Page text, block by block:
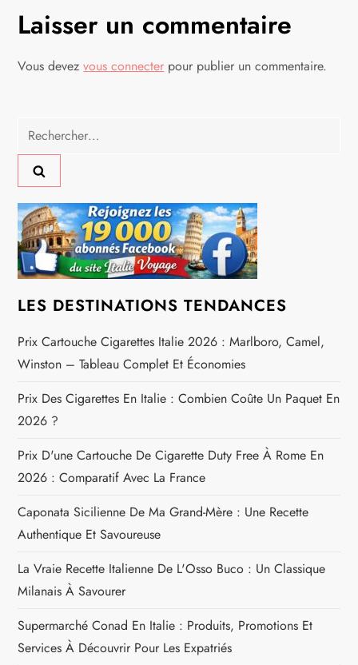
g
a
i
o
n
d
e
l
’
a
r
t
i
c
l
e
Laisser un commentaire
Vous devezvous connecter pour publier un commentaire.
Rechercher :
LES DESTINATIONS TENDANCES
Prix Cartouche Cigarettes Italie 2026 : Marlboro, Camel,
Winston – Tableau Complet Et Économies
Prix Des Cigarettes En Italie : Combien Coûte Un Paquet En
2026 ?
Prix D'une Cartouche De Cigarette Duty Free À Rome En
2026 : Comparatif Avec La France
Caponata Sicilienne De Ma Grand-Mère : Une Recette
Authentique Et Savoureuse
La Vraie Recette Italienne De L'Osso Buco : Un Classique
Milanais À Savourer
Supermarché Conad En Italie : Produits, Promotions Et
Services À Découvrir Pour Les Expatriés